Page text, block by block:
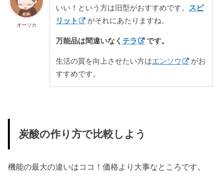
オーツカ
いい！という方は旧型がおすすめです。 スピ
リット
がそれにあたりますね。
万能品は間違いなく テラ です。
生活の質を向上させたい方はエンソウ
がお
すすめです。
炭酸の作り方で比較しよう
機能の最大の違いはココ！価格より大事なところです。